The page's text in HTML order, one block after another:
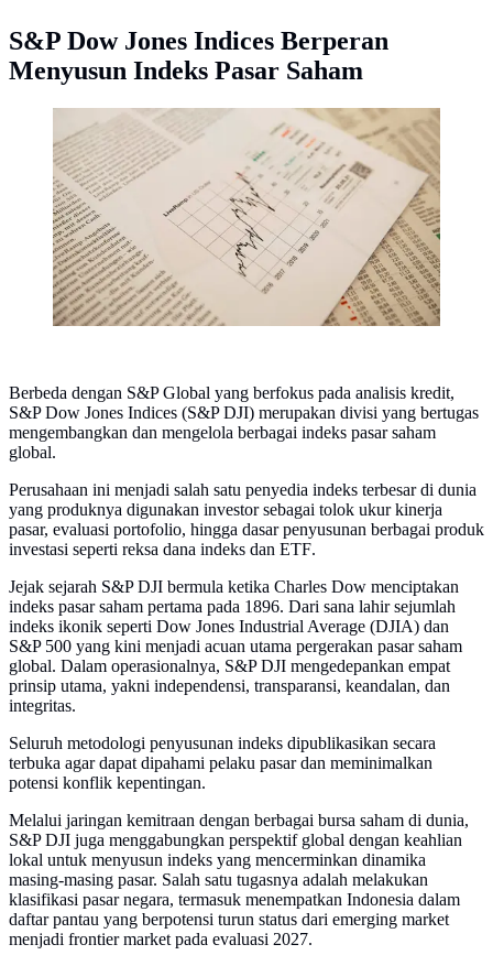
S&P Dow Jones Indices Berperan
Menyusun Indeks Pasar Saham
Bursa saham Amerika Serikat atau wall street(Foto:
Markus Spiske/Unsplash)
Berbeda dengan S&P Global yang berfokus pada analisis kredit,
S&P Dow Jones Indices (S&P DJI) merupakan divisi yang bertugas
mengembangkan dan mengelola berbagai indeks pasar saham
global.
Perusahaan ini menjadi salah satu penyedia indeks terbesar di dunia
yang produknya digunakan investor sebagai tolok ukur kinerja
pasar, evaluasi portofolio, hingga dasar penyusunan berbagai produk
investasi seperti reksa dana indeks dan ETF.
Jejak sejarah S&P DJI bermula ketika Charles Dow menciptakan
indeks pasar saham pertama pada 1896. Dari sana lahir sejumlah
indeks ikonik seperti Dow Jones Industrial Average (DJIA) dan
S&P 500 yang kini menjadi acuan utama pergerakan pasar saham
global. Dalam operasionalnya, S&P DJI mengedepankan empat
prinsip utama, yakni independensi, transparansi, keandalan, dan
integritas.
Seluruh metodologi penyusunan indeks dipublikasikan secara
terbuka agar dapat dipahami pelaku pasar dan meminimalkan
potensi konflik kepentingan.
Melalui jaringan kemitraan dengan berbagai bursa saham di dunia,
S&P DJI juga menggabungkan perspektif global dengan keahlian
lokal untuk menyusun indeks yang mencerminkan dinamika
masing-masing pasar. Salah satu tugasnya adalah melakukan
klasifikasi pasar negara, termasuk menempatkan Indonesia dalam
daftar pantau yang berpotensi turun status dari emerging market
menjadi frontier market pada evaluasi 2027.